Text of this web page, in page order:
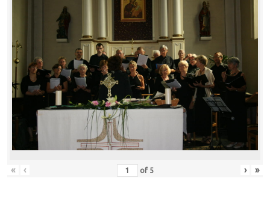
« ‹ of 5 › »